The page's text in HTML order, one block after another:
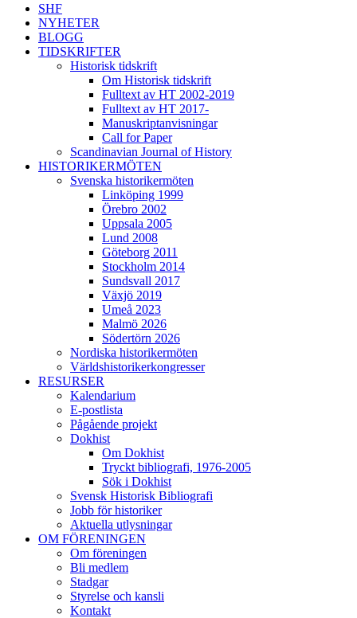
SHF
NYHETER
BLOGG
TIDSKRIFTER
Historisk tidskrift
Om Historisk tidskrift
Fulltext av HT 2002-2019
Fulltext av HT 2017-
Manuskriptanvisningar
Call for Paper
Scandinavian Journal of History
HISTORIKERMÖTEN
Svenska historikermöten
Linköping 1999
Örebro 2002
Uppsala 2005
Lund 2008
Göteborg 2011
Stockholm 2014
Sundsvall 2017
Växjö 2019
Umeå 2023
Malmö 2026
Södertörn 2026
Nordiska historikermöten
Världshistorikerkongresser
RESURSER
Kalendarium
E-postlista
Pågående projekt
Dokhist
Om Dokhist
Tryckt bibliografi, 1976-2005
Sök i Dokhist
Svensk Historisk Bibliografi
Jobb för historiker
Aktuella utlysningar
OM FÖRENINGEN
Om föreningen
Bli medlem
Stadgar
Styrelse och kansli
Kontakt